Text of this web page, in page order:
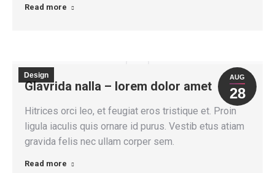
Read more
AUG
28
Design
Glavrida nalla – lorem dolor amet
Hitrices orci leo, et feugiat eros tristique et. Proin
ligula iaculis quis ornare id purus. Vestib etus atiam
gravida felis nec ullam corper sem.
Read more